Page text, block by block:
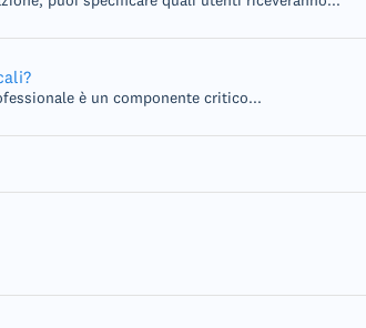
è un componente critico...